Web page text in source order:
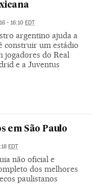
- 16:10 EDT
argentino ajuda a
construir um estádio
jogadores do Real
e a Juventus
em São Paulo
EDT
não oficial e
dos melhores
paulistanos